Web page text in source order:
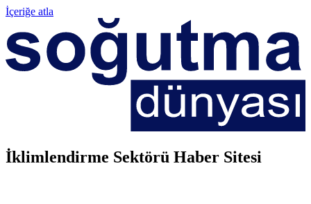
İçeriğe atla
İklimlendirme Sektörü Haber Sitesi